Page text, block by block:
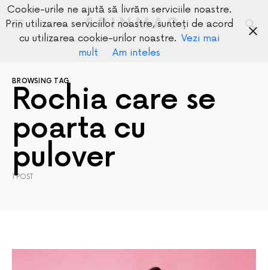
SPINMAG
BROWSING TAG
Rochia care se
poarta cu
pulover
1 POST
Cookie-urile ne ajută să livrăm serviciile noastre.
Prin utilizarea serviciilor noastre, sunteți de acord
cu utilizarea cookie-urilor noastre. Vezi mai
mult
Am inteles